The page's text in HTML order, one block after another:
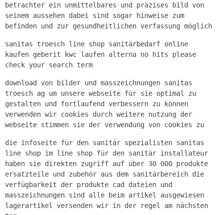
betrachter ein unmittelbares und präzises bild von
seinem aussehen dabei sind sogar hinweise zum
befinden und zur gesundheitlichen verfassung möglich
sanitas troesch line shop sanitärbedarf online
kaufen geberit kwc laufen alterna no hits please
check your search term
download von bilder und masszeichnungen sanitas
troesch ag um unsere webseite für sie optimal zu
gestalten und fortlaufend verbessern zu können
verwenden wir cookies durch weitere nutzung der
webseite stimmen sie der verwendung von cookies zu
die infoseite für den sanitär spezialisten sanitas
line shop im line shop für den sanitär installateur
haben sie direkten zugriff auf über 30 000 produkte
ersatzteile und zubehör aus dem sanitärbereich die
verfügbarkeit der produkte cad dateien und
masszeichnungen sind alle beim artikel ausgewiesen
lagerartikel versenden wir in der regel am nächsten